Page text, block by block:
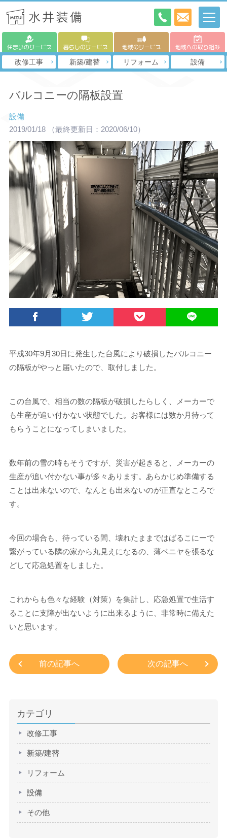
住まいのサービス 暮らしのサービス 地域のサービス 地域への取り組み
改修工事 新築/建替 リフォーム 設備
バルコニーの隔板設置
設備
2019/01/18
（最終更新日：2020/06/10）
平成30年9月30日に発生した台風により破損したバルコニー
の隔板がやっと届いたので、取付しました。
この台風で、相当の数の隔板が破損したらしく、メーカーで
も生産が追い付かない状態でした。お客様には数か月待って
もらうことになってしまいました。
数年前の雪の時もそうですが、災害が起きると、メーカーの
生産が追い付かない事が多々あります。あらかじめ準備する
ことは出来ないので、なんとも出来ないのが正直なところで
す。
今回の場合も、待っている間、壊れたままではばるこにーで
繋がっている隣の家から丸見えになるの、薄ベニヤを張るな
どして応急処置をしました。
これからも色々な経験（対策）を集計し、応急処置で生活す
ることに支障が出ないように出来るように、非常時に備えた
いと思います。
前の記事へ 次の記事へ
カテゴリ
改修工事
新築/建替
リフォーム
設備
その他